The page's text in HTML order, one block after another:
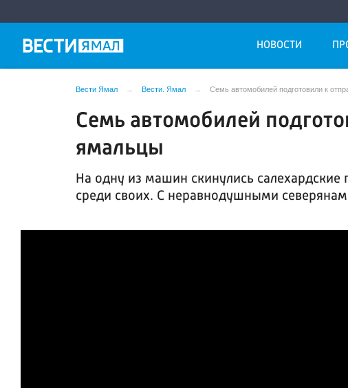
НОВОСТИ
Вести Ямал Вести. Ямал Семь автомобилей подготовили к
Семь автомобилей
ямальцы
На одну из машин скинулись
среди своих. С неравнодушными